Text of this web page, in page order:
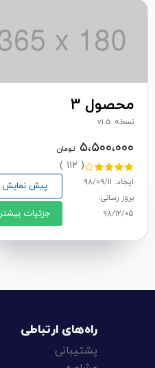
محصول 3
نسخه: v1.5
۵،۵۰۰،۰۰۰ تومان
( ۱۱۲ )
ایجاد: ۹۸/۰۹/۱۱
بروز رسانی:
۹۸/۱۲/۰۵
پیش نمایش
جزئیات بیشتر
راه‌های ارتباطی
پشتیبانی